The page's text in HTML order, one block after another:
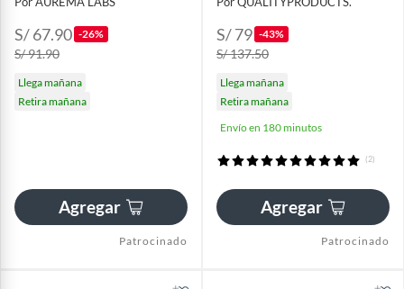
S/ 67.90 -26%
S/ 91.90
Llega mañana
Retira mañana
Agregar
Patrocinado
S/ 79 -43%
S/ 137.50
Llega mañana
Retira mañana
Envío en 180 minutos
(2)
Agregar
Patrocinado